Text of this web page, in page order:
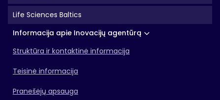
Life Sciences Baltics
Informacija apie Inovacijų agentūrą
Struktūra ir kontaktinė informacija
Teisinė informacija
Pranešėjų apsauga